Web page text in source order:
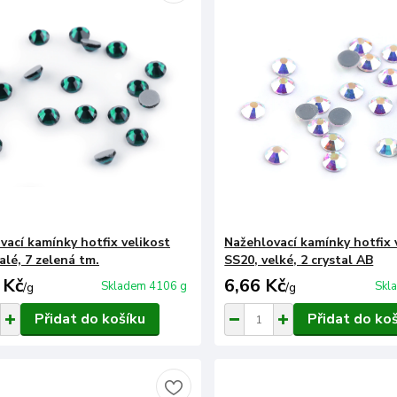
kamínky hotfix velikost
7 zelená tm.
/g Skladem 4106 g
Přidat do košíku
Nažehlovací kamínky hotfix
SS20, velké, 2 crystal AB
6,66 Kč/g
Přidat do